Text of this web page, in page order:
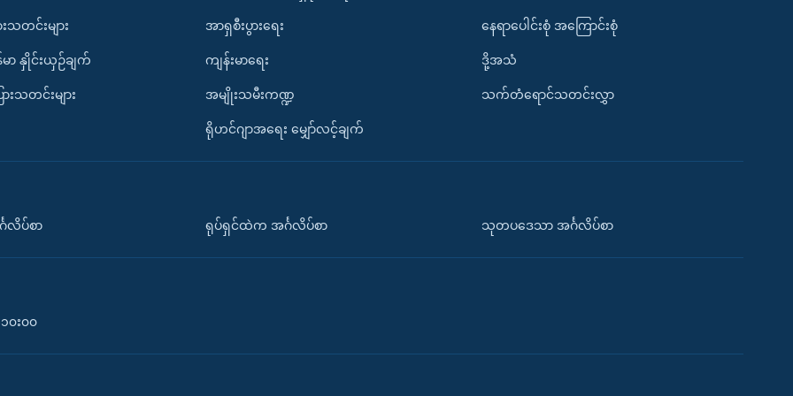
တင်းများ
မာ နှိုင်းယှဉ်ချက်
ားသတင်းများ
အာရှစီးပွားရေး
ကျန်းမာရေး
အမျိုးသမီးကဏ္ဍ
ရိုဟင်ဂျာအရေး မျှော်လင့်ချက်
နေရာပေါင်းစုံ အကြောင်းစုံ
ဒို့အသံ
သက်တံရောင်သတင်းလွှာ
လိပ်စာ ရုပ်ရှင်ထဲက အင်္ဂလိပ်စာ သုတပဒေသာ အင်္ဂလိပ်စာ
၀း၀၀